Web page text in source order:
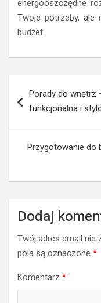
energooszczędne
Twoje potrzeby, ale
budżet.
wpisu
Porady do wnętrz
funkcjonalna i
Przygotowanie do
Dodaj
Twój adres email nie
pola są oznaczone *
Komentarz *